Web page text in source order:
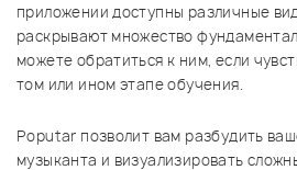
приложении доступны различные
раскрывают множество
можете обратиться к ним, если
том или ином этапе обучения.
Poputar позволит вам разбудить
музыканта и визуализировать